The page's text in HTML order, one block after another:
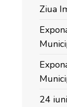
Ziua
24